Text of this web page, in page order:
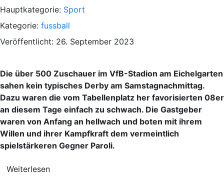
Hauptkategorie: Sport
Kategorie: fussball
Veröffentlicht: 26. September 2023
Die über 500 Zuschauer im VfB-Stadion am Eichelgarten
sahen kein typisches Derby am Samstagnachmittag.
Dazu waren die vom Tabellenplatz her favorisierten 08er
an diesem Tage einfach zu schwach. Die Gastgeber
waren von Anfang an hellwach und boten mit ihrem
Willen und ihrer Kampfkraft dem vermeintlich
spielstärkeren Gegner Paroli.
Weiterlesen